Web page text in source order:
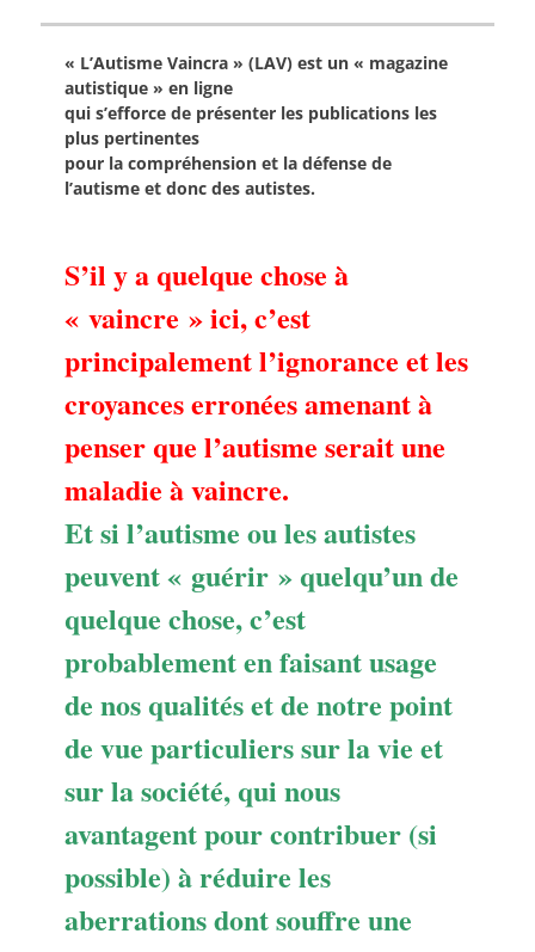
« L’Autisme Vaincra » (LAV) est un « magazine
autistique » en ligne
qui s’efforce de présenter les publications les
plus pertinentes
pour la compréhension et la défense de
l’autisme et donc des autistes.
S’il y a quelque chose à
« vaincre » ici, c’est
principalement l’ignorance et les
croyances erronées amenant à
penser que l’autisme serait une
maladie à vaincre.
Et si l’autisme ou les autistes
peuvent « guérir » quelqu’un de
quelque chose, c’est
probablement en faisant usage
de nos qualités et de notre point
de vue particuliers sur la vie et
sur la société, qui nous
avantagent pour contribuer (si
possible) à réduire les
aberrations dont souffre une